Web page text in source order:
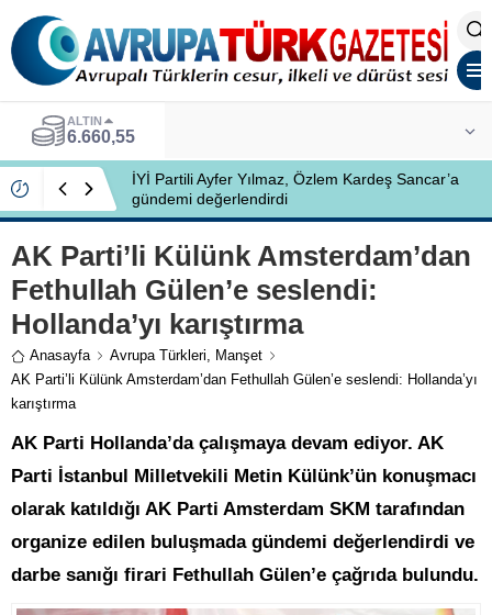
BIST
13.779,39
İYİ Partili Ayfer Yılmaz, Özlem Kardeş Sancar’a
gündemi değerlendirdi
AK Parti’li Külünk Amsterdam’dan
Fethullah Gülen’e seslendi:
Hollanda’yı karıştırma
Anasayfa Avrupa Türkleri, Manşet
AK Parti’li Külünk Amsterdam’dan Fethullah Gülen’e seslendi: Hollanda’yı
karıştırma
AK Parti Hollanda’da çalışmaya devam ediyor. AK
Parti İstanbul Milletvekili Metin Külünk’ün konuşmacı
olarak katıldığı AK Parti Amsterdam SKM tarafından
organize edilen buluşmada gündemi değerlendirdi ve
darbe sanığı firari Fethullah Gülen’e çağrıda bulundu.